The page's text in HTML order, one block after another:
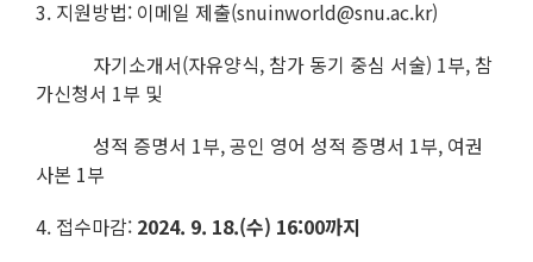
3. 지원방법: 이메일 제출(snuinworld@snu.ac.kr)
자기소개서(자유양식, 참가 동기 중심 서술) 1부, 참
가신청서 1부 및
성적 증명서 1부, 공인 영어 성적 증명서 1부, 여권
사본 1부
4. 접수마감: 2024. 9. 18.(수) 16:00까지